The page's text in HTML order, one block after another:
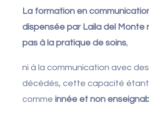
La formation en
dispensée par Laila del Monte
pas à la pratique de soins,
ni à la communication avec
décédés, cette capacité
comme innée et non